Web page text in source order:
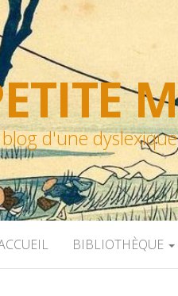
blog d'une
BIBLIOTHÈQUE